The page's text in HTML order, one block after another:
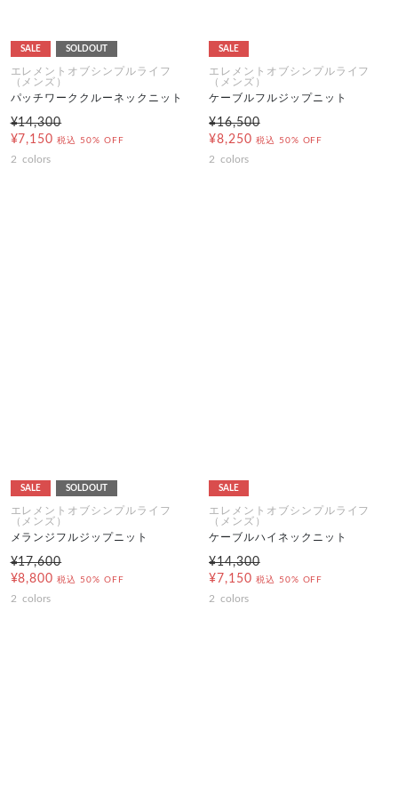
SALE SOLDOUT
エレメントオブシンプルライフ
（メンズ）
パッチワーククルーネックニット
¥14,300
¥7,150 税込 50% OFF
2 colors
SALE
エレメントオブシンプルライフ
（メンズ）
ケーブルフルジップニット
¥16,500
¥8,250 税込 50% OFF
2 colors
SALE SOLDOUT
エレメントオブシンプルライフ
（メンズ）
メランジフルジップニット
¥17,600
¥8,800 税込 50% OFF
2 colors
SALE
エレメントオブシンプルライフ
（メンズ）
ケーブルハイネックニット
¥14,300
¥7,150 税込 50% OFF
2 colors